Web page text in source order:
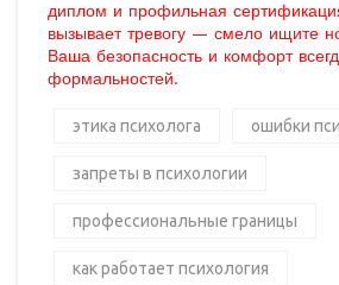
диплом и профильная
вызывает тревогу — смело ищите
Ваша безопасность и комфорт
формальностей.
этика психолога ошибки
запреты в психологии
профессиональные границы
как работает психология